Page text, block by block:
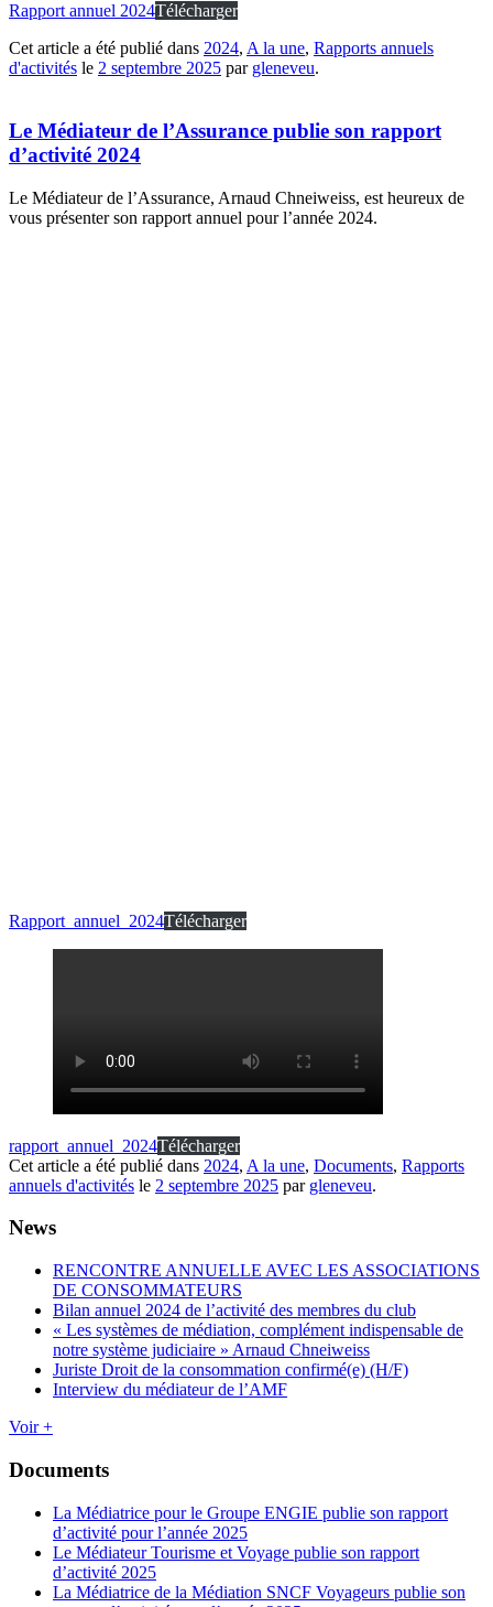
Rapport annuel 2024Télécharger
Cet article a été publié dans 2024, A la une, Rapports annuels
d'activités le 2 septembre 2025 par gleneveu.
Le Médiateur de l’Assurance publie son rapport
d’activité 2024
Le Médiateur de l’Assurance, Arnaud Chneiweiss, est heureux de
vous présenter son rapport annuel pour l’année 2024.
Rapport_annuel_2024Télécharger
rapport_annuel_2024Télécharger
Cet article a été publié dans 2024, A la une, Documents, Rapports
annuels d'activités le 2 septembre 2025 par gleneveu.
News
RENCONTRE ANNUELLE AVEC LES ASSOCIATIONS
DE CONSOMMATEURS
Bilan annuel 2024 de l’activité des membres du club
« Les systèmes de médiation, complément indispensable de
notre système judiciaire » Arnaud Chneiweiss
Juriste Droit de la consommation confirmé(e) (H/F)
Interview du médiateur de l’AMF
Voir +
Documents
La Médiatrice pour le Groupe ENGIE publie son rapport
d’activité pour l’année 2025
Le Médiateur Tourisme et Voyage publie son rapport
d’activité 2025
La Médiatrice de la Médiation SNCF Voyageurs publie son